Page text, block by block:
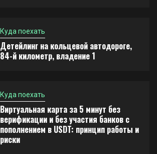
Куда поехать
Детейлинг на кольцевой автодороге,
84-й километр, владение 1
Куда поехать
Виртуальная карта за 5 минут без
верификации и без участия банков с
пополнением в USDT: принцип работы и
риски